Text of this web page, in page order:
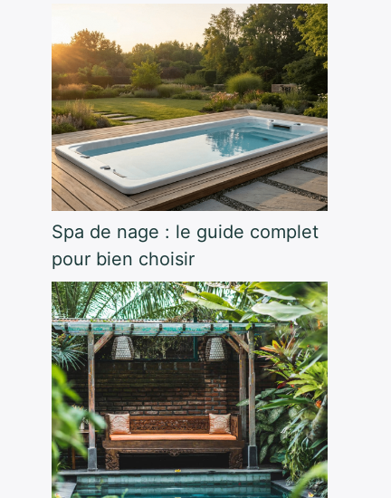
Spa de nage : le guide complet
pour bien choisir